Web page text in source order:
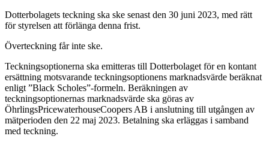
Dotterbolagets teckning ska ske senast den 30 juni 2023, med rätt
för styrelsen att förlänga denna frist.
Överteckning får inte ske.
Teckningsoptionerna ska emitteras till Dotterbolaget för en kontant
ersättning motsvarande teckningsoptionens marknadsvärde beräknat
enligt ”Black Scholes”-formeln. Beräkningen av
teckningsoptionernas marknadsvärde ska göras av
ÖhrlingsPricewaterhouseCoopers AB i anslutning till utgången av
mätperioden den 22 maj 2023. Betalning ska erläggas i samband
med teckning.